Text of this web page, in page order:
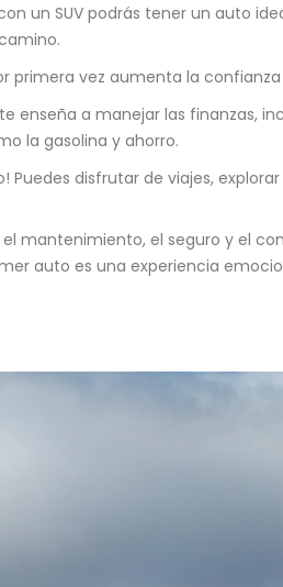
un SUV podrás tener un auto
primera vez aumenta la
enseña a manejar las finanzas,
la gasolina y ahorro.
Puedes disfrutar de viajes,
mantenimiento, el seguro y el
auto es una experiencia